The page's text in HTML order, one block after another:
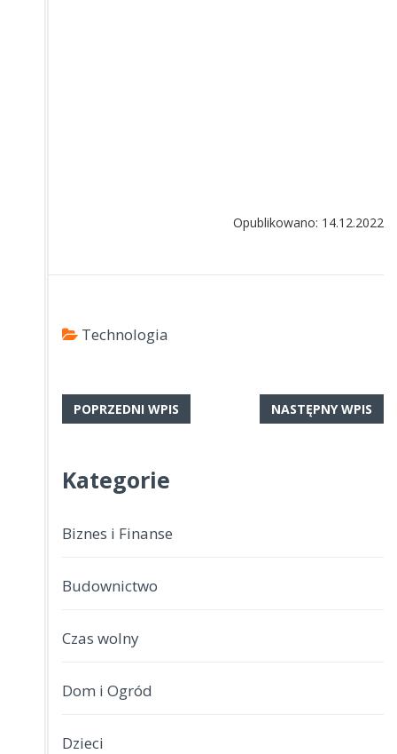
Opublikowano: 14.12.2022
Technologia
POPRZEDNI WPIS NASTĘPNY WPIS
Kategorie
Biznes i Finanse
Budownictwo
Czas wolny
Dom i Ogród
Dzieci